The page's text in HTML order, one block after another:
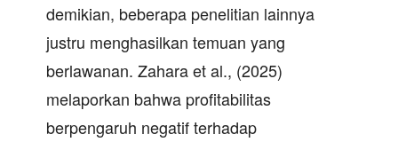
demikian, beberapa penelitian lainnya
justru menghasilkan temuan yang
berlawanan. Zahara et al., (2025)
melaporkan bahwa profitabilitas
berpengaruh negatif terhadap